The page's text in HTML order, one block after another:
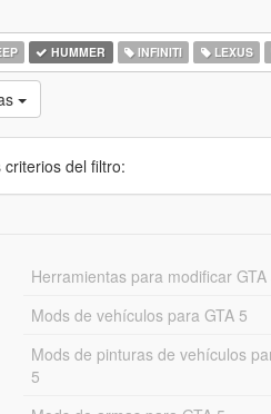
HUMMER INFINITI LEXUS
del filtro:
Herramientas para modificar GTA
Mods de vehículos para GTA 5
Mods de pinturas de vehículos
5